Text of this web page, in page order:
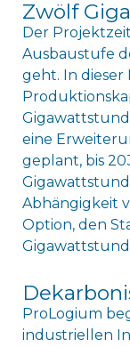
Zwölf
Der
Ausbaustufe
geht. In dieser
eine
geplant, bis
Abhängigkeit
Option, den
ProLogium
industriellen